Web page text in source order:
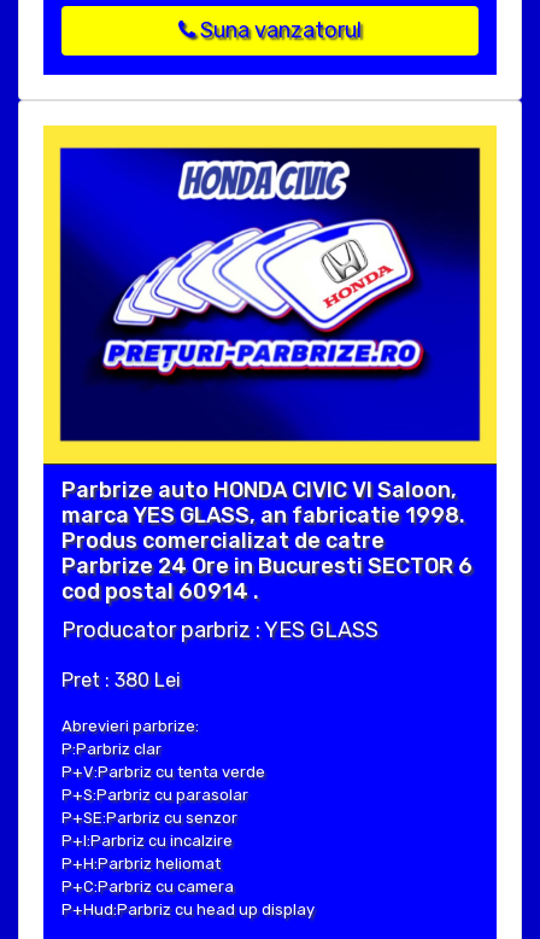
Suna vanzatorul
Parbrize auto HONDA CIVIC VI Saloon,
marca YES GLASS, an fabricatie 1998.
Produs comercializat de catre
Parbrize 24 Ore in Bucuresti SECTOR 6
cod postal 60914 .
Producator parbriz : YES GLASS
Pret : 380 Lei
Abrevieri parbrize:
P:Parbriz clar
P+V:Parbriz cu tenta verde
P+S:Parbriz cu parasolar
P+SE:Parbriz cu senzor
P+I:Parbriz cu incalzire
P+H:Parbriz heliomat
P+C:Parbriz cu camera
P+Hud:Parbriz cu head up display